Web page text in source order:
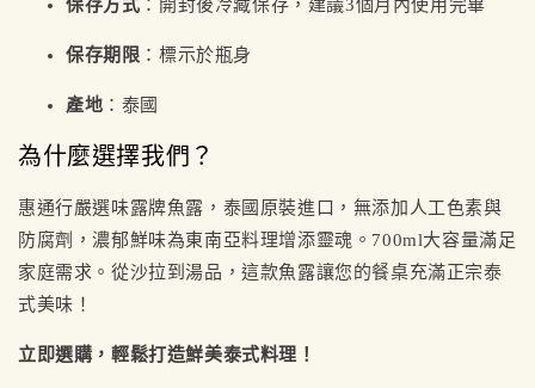
保存方式 ：開封後冷藏保存，建議3個月內使用完畢
保存期限 ：標示於瓶身
產地 ：泰國
為什麼選擇我們？
惠通行嚴選味露牌魚露，泰國原裝進口，無添加人工色素與
防腐劑，濃郁鮮味為東南亞料理增添靈魂。700ml大容量滿足
家庭需求。從沙拉到湯品，這款魚露讓您的餐桌充滿正宗泰
式美味！
立即選購，輕鬆打造鮮美泰式料理！